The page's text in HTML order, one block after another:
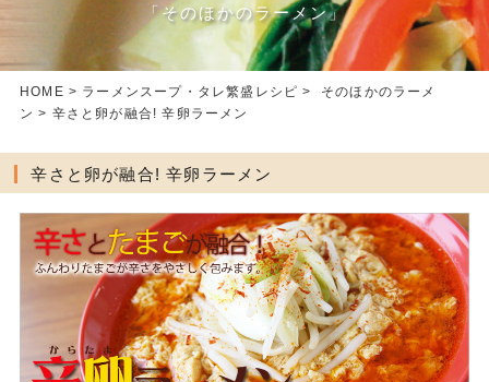
「そのほかのラーメン」
HOME > ラーメンスープ・タレ繁盛レシピ > そのほかのラーメ
ン > 辛さと卵が融合! 辛卵ラーメン
辛さと卵が融合! 辛卵ラーメン